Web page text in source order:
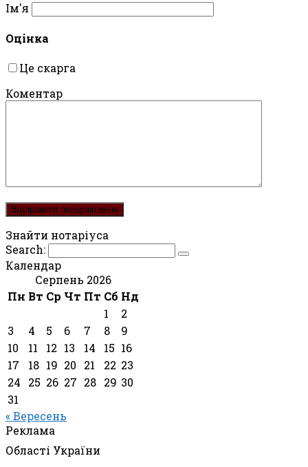
Ім'я
Оцінка
Це скарга
Коментар
Знайти нотаріуса
Search:
Календар
Серпень 2026
Пн Вт Ср Чт Пт Сб Нд
1
2
3
4 5 6 7 8
9
10
11 12 13 14 15 16
17
18 19 20 21 22 23
24
25 26 27 28 29 30
31
« Вересень
Реклама
Області України